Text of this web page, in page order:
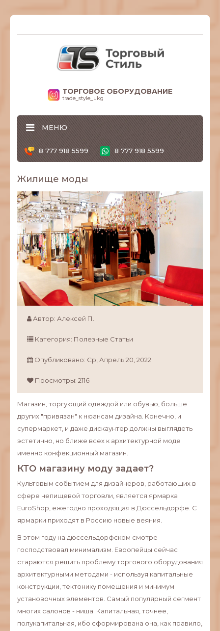
ТОРГОВОЕ ОБОРУДОВАНИЕ
trade_style_ukg
МЕНЮ
8 777 918 5599 8 777 918 5599
Жилище моды
Автор: Алексей П.
Категория: Полезные Статьи
Опубликовано: Ср,Апрель20,2022
Просмотры: 2116
Магазин, торгующий одеждой или обувью, больше
других "привязан" к нюансам дизайна. Конечно, и
супермаркет, и даже дискаунтер должны выглядеть
эстетично, но ближе всех к архитектурной моде
именно конфекционный магазин.
КТО магазину моду задает?
Культовым событием для дизайнеров, работающих в
сфере непищевой торговли, является ярмарка
EuroShop, ежегодно проходящая в Дюссельдорфе. С
ярмарки приходят в Россию новые веяния.
В этом году на дюссельдорфском смотре
господствовал минимализм. Европейцы сейчас
стараются решить проблему торгового оборудования
архитектурными методами - используя капитальные
конструкции, тектонику помещения и минимум
установочных элементов. Самый популярный сегмент
многих салонов - ниша. Капитальная, точнее,
полукапитальная, ибо сформирована она, как правило,